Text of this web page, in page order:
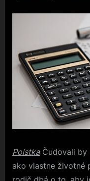
PoistkaČudovali by
ako vlastne životné